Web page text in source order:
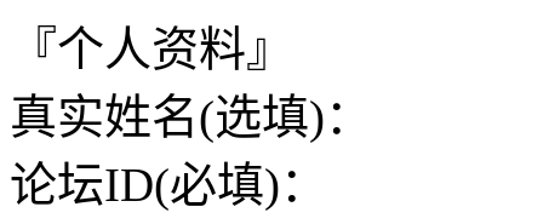
『个人资料』
真实姓名(选填)：
论坛ID(必填)：